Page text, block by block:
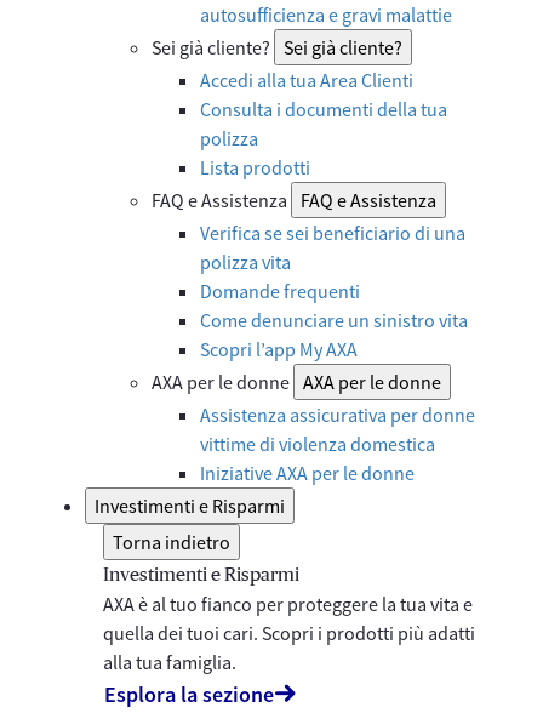
autosufficienza e gravi malattie
Sei già cliente? Sei già cliente?
Accedi alla tua Area Clienti
Consulta i documenti della tua
polizza
Lista prodotti
FAQ e Assistenza
FAQ e Assistenza
Verifica se sei beneficiario di una
polizza vita
Domande frequenti
Come denunciare un sinistro vita
Scopri l’app My AXA
AXA per le donne AXA per le donne
Assistenza assicurativa per donne
vittime di violenza domestica
Iniziative AXA per le donne
Investimenti e Risparmi
Torna indietro
Investimenti e Risparmi
AXA è al tuo fianco per proteggere la tua vita e
quella dei tuoi cari. Scopri i prodotti più adatti
alla tua famiglia.
Esplora la sezione